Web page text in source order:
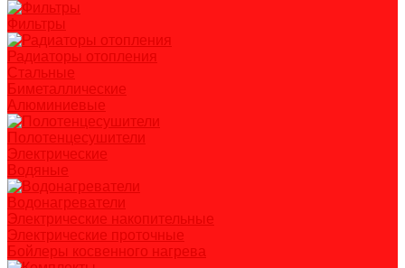
Фильтры
Радиаторы отопления
Стальные
Биметаллические
Алюминиевые
Полотенцесушители
Электрические
Водяные
Водонагреватели
Электрические накопительные
Электрические проточные
Бойлеры косвенного нагрева